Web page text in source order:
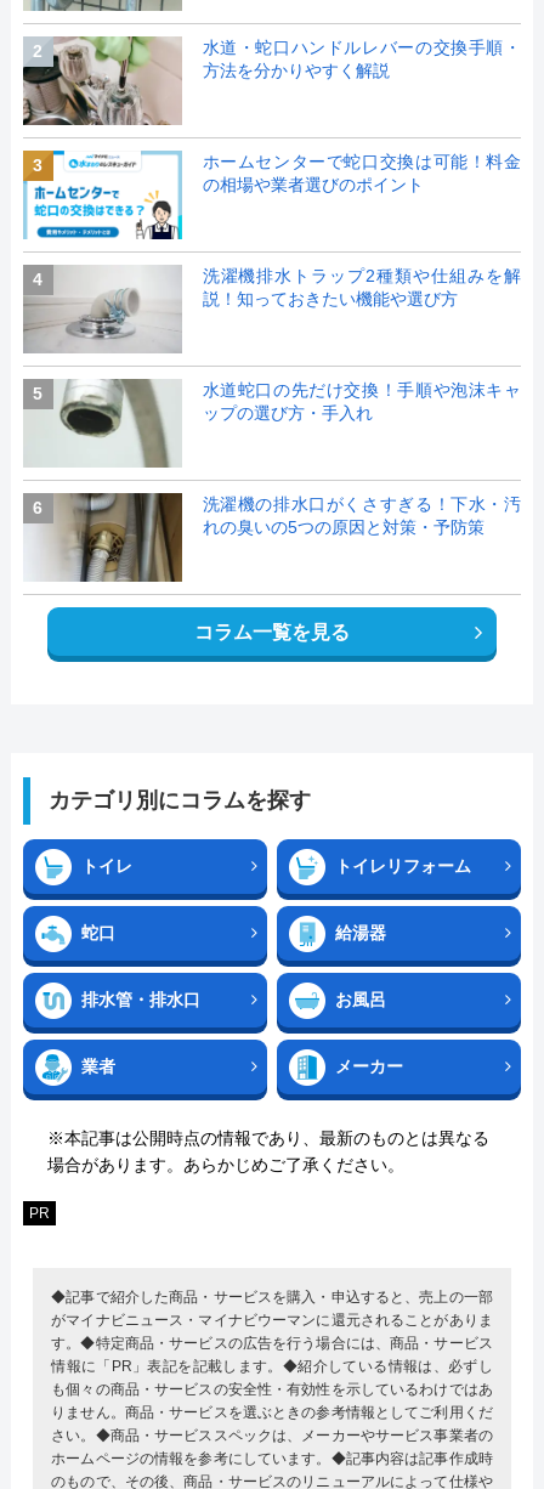
2
水道・蛇口ハンドルレバーの交換手順・
方法を分かりやすく解説
3
ホームセンターで蛇口交換は可能！料金
の相場や業者選びのポイント
4
洗濯機排水トラップ2種類や仕組みを解
説！知っておきたい機能や選び方
5
水道蛇口の先だけ交換！手順や泡沫キャ
ップの選び方・手入れ
6
洗濯機の排水口がくさすぎる！下水・汚
れの臭いの5つの原因と対策・予防策
コラム一覧を見る
カテゴリ別にコラムを探す
トイレ トイレリフォーム
蛇口 給湯器
排水管・排水口 お風呂
業者 メーカー
※本記事は公開時点の情報であり、最新のものとは異なる
場合があります。あらかじめご了承ください。
PR
◆記事で紹介した商品・サービスを購入・申込すると、売上の一部
がマイナビニュース・マイナビウーマンに還元されることがありま
す。◆特定商品・サービスの広告を行う場合には、商品・サービス
情報に「PR」表記を記載します。◆紹介している情報は、必ずし
も個々の商品・サービスの安全性・有効性を示しているわけではあ
りません。商品・サービスを選ぶときの参考情報としてご利用くだ
さい。◆商品・サービススペックは、メーカーやサービス事業者の
ホームページの情報を参考にしています。◆記事内容は記事作成時
のもので、その後、商品・サービスのリニューアルによって仕様や